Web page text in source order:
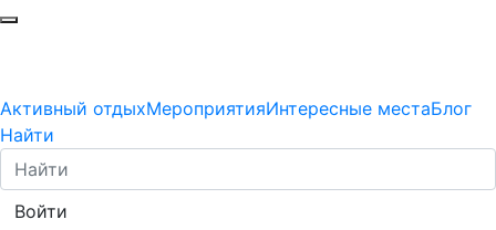
Активный отдыхМероприятияИнтересные местаБлог
Найти
Войти